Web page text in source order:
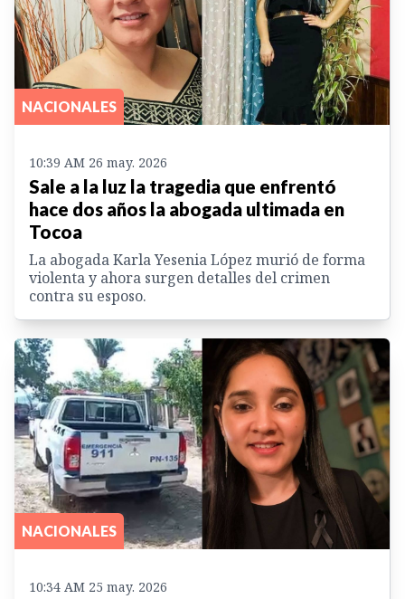
NACIONALES
10:39 AM 26 may. 2026
Sale a la luz la tragedia que enfrentó
hace dos años la abogada ultimada en
Tocoa
La abogada Karla Yesenia López murió de forma
violenta y ahora surgen detalles del crimen
contra su esposo.
NACIONALES
10:34 AM 25 may. 2026